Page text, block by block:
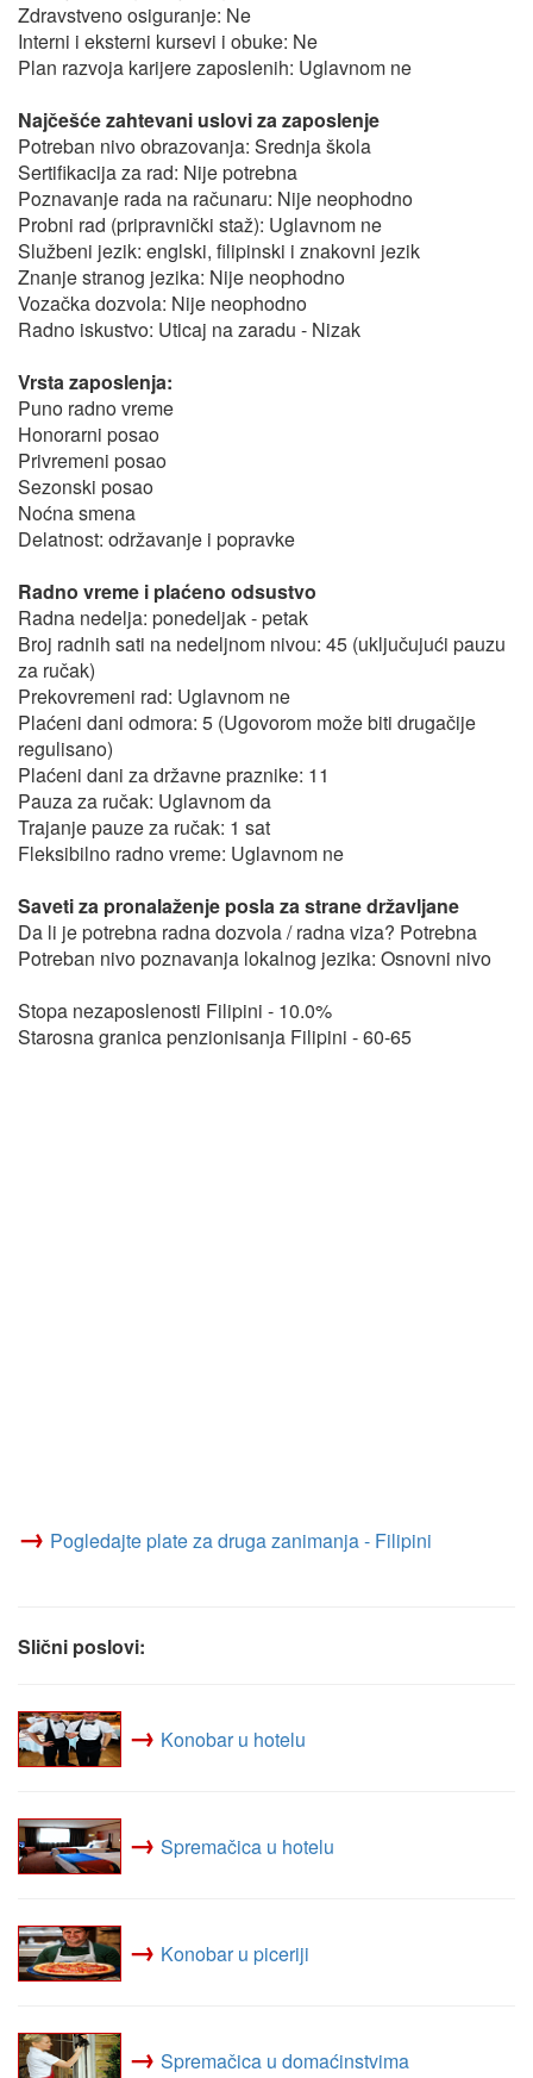
Zdravstveno osiguranje: Ne
Interni i eksterni kursevi i obuke: Ne
Plan razvoja karijere zaposlenih: Uglavnom ne
Najčešće zahtevani uslovi za zaposlenje
Potreban nivo obrazovanja: Srednja škola
Sertifikacija za rad: Nije potrebna
Poznavanje rada na računaru: Nije neophodno
Probni rad (pripravnički staž): Uglavnom ne
Službeni jezik: englski, filipinski i znakovni jezik
Znanje stranog jezika: Nije neophodno
Vozačka dozvola: Nije neophodno
Radno iskustvo: Uticaj na zaradu - Nizak
Vrsta zaposlenja:
Puno radno vreme
Honorarni posao
Privremeni posao
Sezonski posao
Noćna smena
Delatnost: održavanje i popravke
Radno vreme i plaćeno odsustvo
Radna nedelja: ponedeljak - petak
Broj radnih sati na nedeljnom nivou: 45 (uključujući pauzu
za ručak)
Prekovremeni rad: Uglavnom ne
Plaćeni dani odmora: 5 (Ugovorom može biti drugačije
regulisano)
Plaćeni dani za državne praznike: 11
Pauza za ručak: Uglavnom da
Trajanje pauze za ručak: 1 sat
Fleksibilno radno vreme: Uglavnom ne
Saveti za pronalaženje posla za strane državljane
Da li je potrebna radna dozvola / radna viza? Potrebna
Potreban nivo poznavanja lokalnog jezika: Osnovni nivo
Stopa nezaposlenosti Filipini - 10.0%
Starosna granica penzionisanja Filipini - 60-65
→ Pogledajte plate za druga zanimanja - Filipini
Slični poslovi:
→ Konobar u hotelu
→ Spremačica u hotelu
→ Konobar u piceriji
→ Spremačica u domaćinstvima